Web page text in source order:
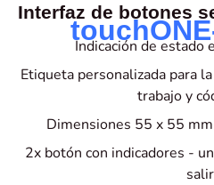
Interfaz de botones
Indicación de estado
Etiqueta personalizada para
trabajo y
Dimensiones 55 x 55
2x botón con indicadores -
salir